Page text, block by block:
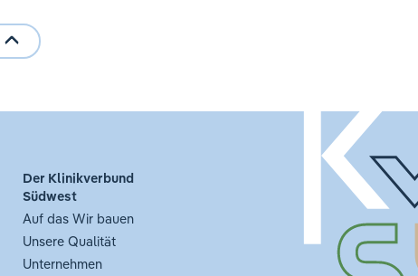
Der Klinikverbund
Südwest
Auf das Wir bauen
Unsere Qualität
Unternehmen